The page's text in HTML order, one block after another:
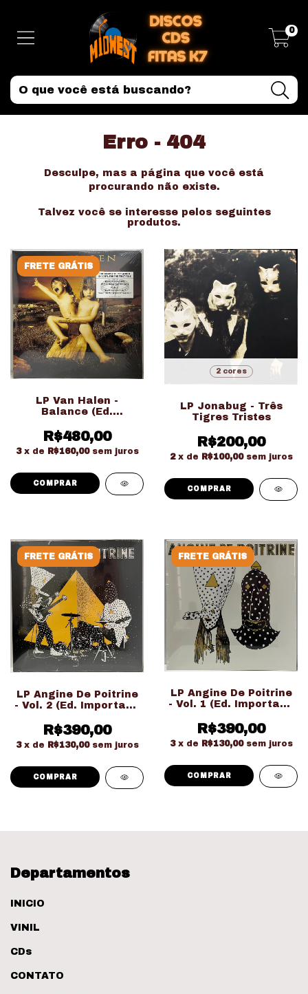
0
Erro - 404
Desculpe, mas a página que você está
procurando não existe.
Talvez você se interesse pelos seguintes
produtos.
FRETE GRÁTIS
LP Van Halen -
Balance (Ed.
Duplo LACRADO!!!)
R$480,00
3 x de R$160,00 sem juros
2 cores
LP Jonabug - Três
Tigres Tristes
R$200,00
2 x de R$100,00 sem juros
COMPRAR
FRETE GRÁTIS
LP Angine De Poitrine
- Vol. 2 (Ed. Importado
R$390,00
3 x de R$130,00 sem juros
FRETE GRÁTIS
LP Angine De Poitrine
- Vol. 1 (Ed. Importado
R$390,00
3 x de R$130,00 sem juros
Departamentos
INICIO
VINIL
CDs
CONTATO